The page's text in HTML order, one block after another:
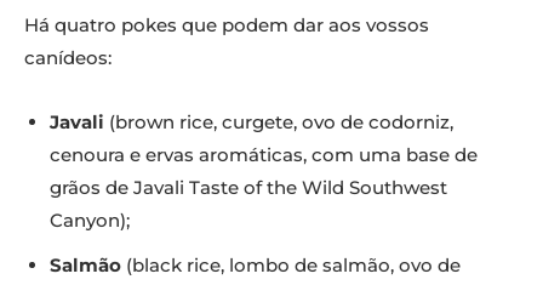
Há quatro pokes que podem dar aos vossos
canídeos:
Javali (brown rice, curgete, ovo de codorniz,
cenoura e ervas aromáticas, com uma base de
grãos de Javali Taste of the Wild Southwest
Canyon);
Salmão (black rice, lombo de salmão, ovo de